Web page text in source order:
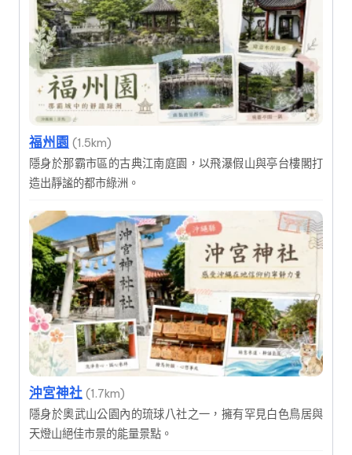
福州園 (1.5km)
隱身於那霸市區的古典江南庭園，以飛瀑假山與亭台樓閣打
造出靜謐的都市綠洲。
沖宮神社 (1.7km)
隱身於奧武山公園內的琉球八社之一，擁有罕見白色鳥居與
天燈山絕佳市景的能量景點。